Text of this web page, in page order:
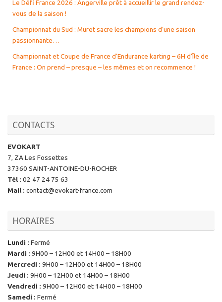
Le Défi France 2026 : Angerville prêt à accueillir le grand rendez-
vous de la saison !
Championnat du Sud : Muret sacre les champions d’une saison
passionnante…
Championnat et Coupe de France d’Endurance karting – 6H d’Île de
France : On prend – presque – les mêmes et on recommence !
CONTACTS
EVOKART
7, ZA Les Fossettes
37360 SAINT-ANTOINE-DU-ROCHER
Tél : 02 47 24 75 63
Mail : contact@evokart-france.com
HORAIRES
Lundi : Fermé
Mardi : 9H00 – 12H00 et 14H00 – 18H00
Mercredi : 9H00 – 12H00 et 14H00 – 18H00
Jeudi : 9H00 – 12H00 et 14H00 – 18H00
Vendredi : 9H00 – 12H00 et 14H00 – 18H00
Samedi : Fermé